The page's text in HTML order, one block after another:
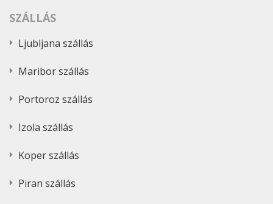
SZÁLLÁS
Ljubljana szállás
Maribor szállás
Portoroz szállás
Izola szállás
Koper szállás
Piran szállás